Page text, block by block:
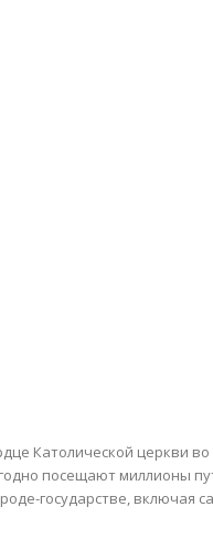
Католической церкви
посещают миллионы
государстве, включая